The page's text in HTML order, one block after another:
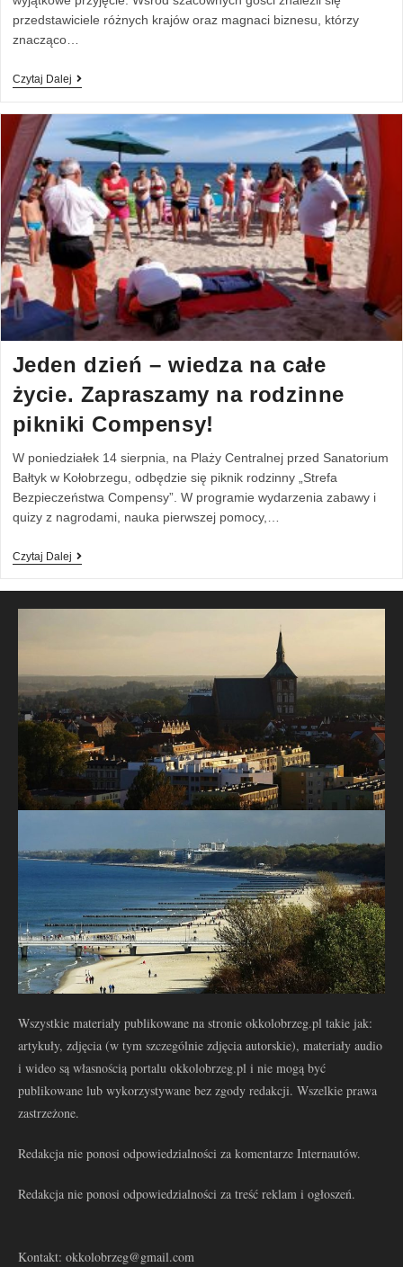
przedstawiciele różnych krajów oraz magnaci biznesu, którzy
znacząco…
Czytaj Dalej
Jeden dzień – wiedza na całe
życie. Zapraszamy na rodzinne
pikniki Compensy!
W poniedziałek 14 sierpnia, na Plaży Centralnej przed Sanatorium
Bałtyk w Kołobrzegu, odbędzie się piknik rodzinny „Strefa
Bezpieczeństwa Compensy”. W programie wydarzenia zabawy i
quizy z nagrodami, nauka pierwszej pomocy,…
Czytaj Dalej
Wszystkie materiały publikowane na stronie okkolobrzeg.pl takie jak:
artykuły, zdjęcia (w tym szczególnie zdjęcia autorskie), materiały audio
i wideo są własnością portalu okkolobrzeg.pl i nie mogą być
publikowane lub wykorzystywane bez zgody redakcji. Wszelkie prawa
zastrzeżone.
Redakcja nie ponosi odpowiedzialności za komentarze Internautów.
Redakcja nie ponosi odpowiedzialności za treść reklam i ogłoszeń.
Kontakt: okkolobrzeg@gmail.com